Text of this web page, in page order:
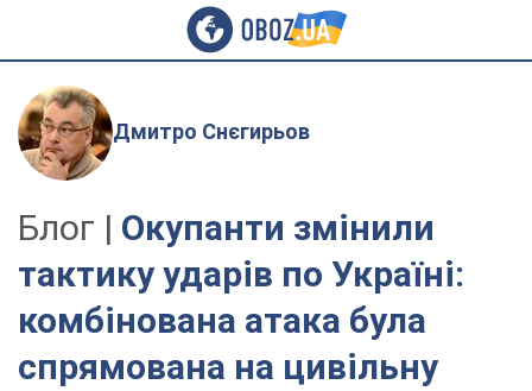
Дмитро Снєгирьов
Блог | Окупанти змінили
тактику ударів по Україні:
комбінована атака була
спрямована на цивільну